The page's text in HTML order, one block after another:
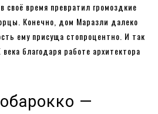
своё время превратил громоздкие
Конечно, дом Маразли далеко
ему присуща стопроцентно. И так
благодаря работе архитектора
—